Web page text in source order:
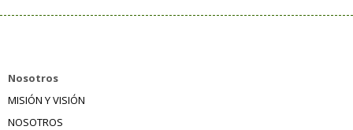
Nosotros
MISIÓN Y VISIÓN
NOSOTROS